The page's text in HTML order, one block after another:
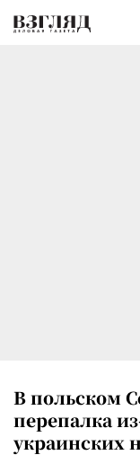
В польском
перепалка
украинских